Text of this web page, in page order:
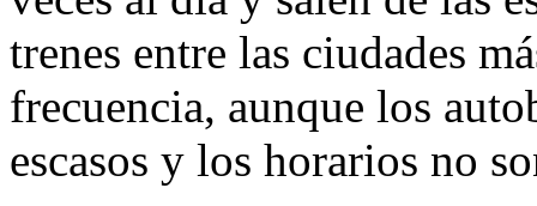
trenes entre las ciudades
frecuencia, aunque los
escasos y los horarios no